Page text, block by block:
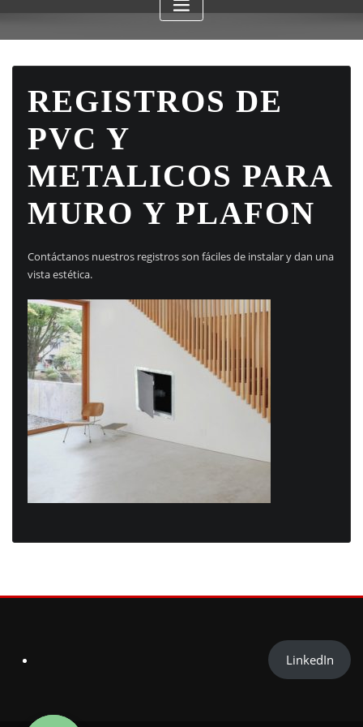
REGISTROS DE
PVC Y
METALICOS PARA
MURO Y PLAFON
Contáctanos nuestros registros son fáciles de instalar y dan una
vista estética.
LinkedIn